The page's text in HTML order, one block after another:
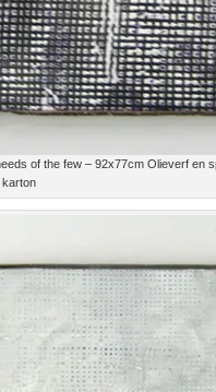
of the few – 92x77cm Olieverf en
karton